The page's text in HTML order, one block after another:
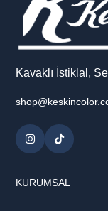
Kavaklı İstiklal,
KURUMSAL